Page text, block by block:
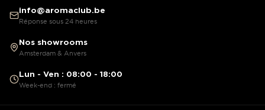
info@aromaclub.be
Réponse sous 24 heures
Nos showrooms
Amsterdam & Anvers
Lun - Ven : 08:00 - 18:00
Week-end : fermé